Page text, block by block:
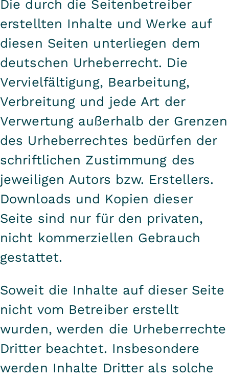
Die durch die Seitenbetreiber
erstellten Inhalte und Werke auf
diesen Seiten unterliegen dem
deutschen Urheberrecht. Die
Vervielfältigung, Bearbeitung,
Verbreitung und jede Art der
Verwertung außerhalb der Grenzen
des Urheberrechtes bedürfen der
schriftlichen Zustimmung des
jeweiligen Autors bzw. Erstellers.
Downloads und Kopien dieser
Seite sind nur für den privaten,
nicht kommerziellen Gebrauch
gestattet.
Soweit die Inhalte auf dieser Seite
nicht vom Betreiber erstellt
wurden, werden die Urheberrechte
Dritter beachtet. Insbesondere
werden Inhalte Dritter als solche